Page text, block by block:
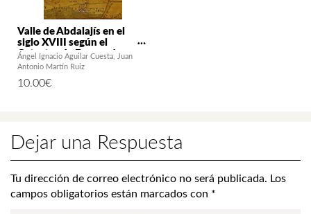
Valle de Abdalajís en el
siglo XVIII según el
Catastro de Ensenada
Ángel Ignacio Aguilar Cuesta
Juan
Antonio Martín Ruiz
10.00€
Dejar una Respuesta
Tu dirección de correo electrónico no será publicada. Los
campos obligatorios están marcados con *